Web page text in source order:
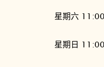
星期六
星期日